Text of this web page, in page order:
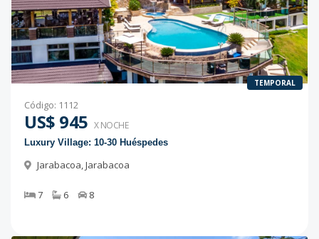
TEMPORAL
Código: 1112
US$ 945 X NOCHE
Luxury Village: 10-30 Huéspedes
Jarabacoa,Jarabacoa
7 6 8